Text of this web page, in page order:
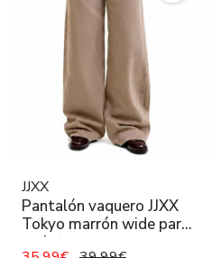
JJXX
Pantalón vaquero JJXX
Tokyo marrón wide para
mujer